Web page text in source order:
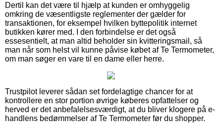
Dertil kan det være til hjælp at kunden er omhyggelig
omkring de væsentligste reglementer der gælder for
transaktionen, for eksempel hvilken byttepolitik internet
butikken kører med. I den forbindelse er det også
essesentielt, at man altid beholder sin kvitteringsmail, så
man når som helst vil kunne påvise købet af Te Termometer,
om man søger en vare til en dame eller herre.
Trustpilot leverer sådan set fordelagtige chancer for at
kontrollere en stor portion øvrige køberes opfattelser og
herved er det anbefalelsesværdigt, at du bliver klogere på e-
handlens bedømmelser af Te Termometer før du shopper.